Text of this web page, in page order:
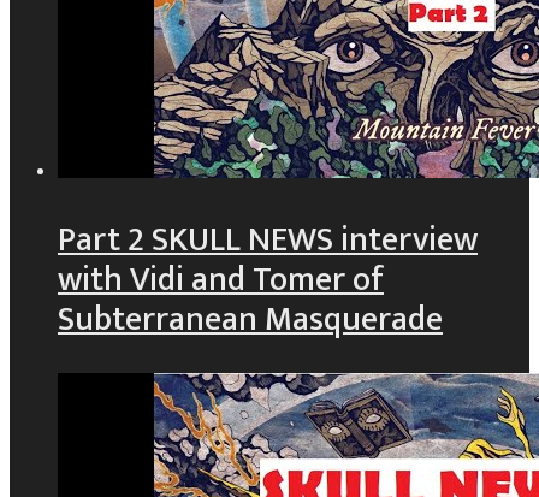
Part 2 SKULL NEWS interview
with Vidi and Tomer of
Subterranean Masquerade